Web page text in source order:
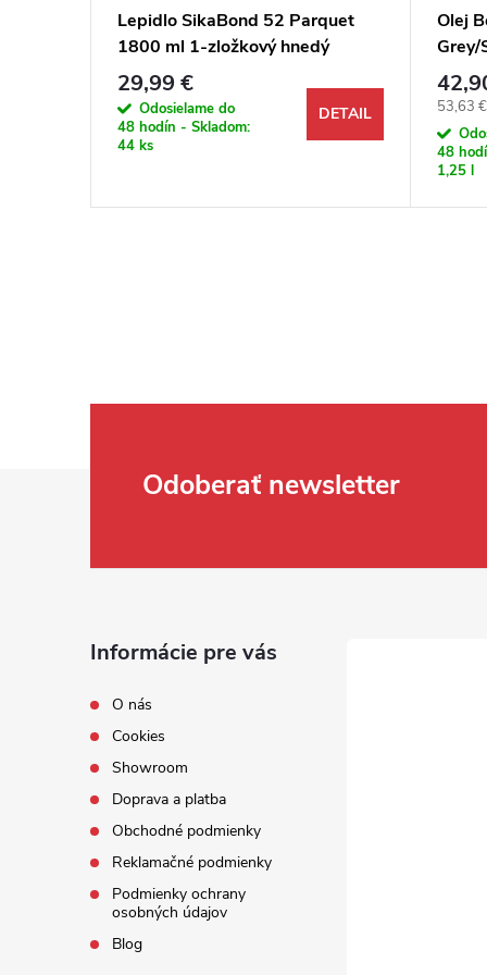
Lepidlo SikaBond 52 Parquet
1800 ml 1-zložkový hnedý
polyuretán, na drevené podlahy
29,99 €
Odosielame do
48 hodín - Skladom:
44 ks
DETAIL
Olej
Grey/
53,63
48
1,25 l
Odoberať newsletter
Informácie pre vás
O nás
Cookies
Showroom
Doprava a platba
Obchodné podmienky
Reklamačné podmienky
Podmienky ochrany
osobných údajov
Blog